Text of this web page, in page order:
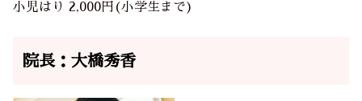
小児はり 2,000円(小学生まで)
院長：大橋秀香